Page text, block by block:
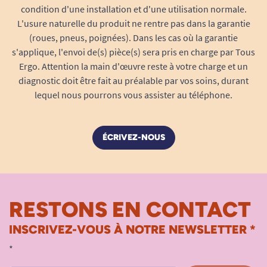
système permet une pose rapide, même
sans aide extérieure, et assure un excellent
maintien, de jour comme de nuit.
Technologie Feel Dry: Le voile interne
retient immédiatement les liquides loin de
la peau. Résultat : une sensation peau
du risque d’irritations ou de rougeurs,
même pour les peaux les plus sensibles.
Positionnées sur toute la longueur du
une sécurité optimale contre les
débordements, y compris en position
condition d'une installation et d'une utilisation normale.
L'usure naturelle du produit ne rentre pas dans la garantie
(roues, pneus, poignées). Dans les cas où la garantie
s'applique, l'envoi de(s) pièce(s) sera pris en charge par Tous
Ergo. Attention la main d'œuvre reste à votre charge et un
diagnostic doit être fait au préalable par vos soins, durant
lequel nous pourrons vous assister au téléphone.
ÉCRIVEZ-NOUS
RESTONS EN CONTACT
INSCRIVEZ-VOUS À NOTRE NEWSLETTER *
*